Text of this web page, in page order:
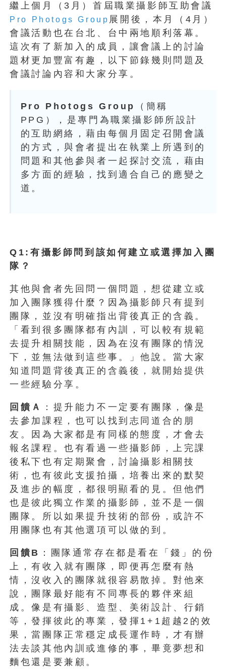
繼上個月（3月）首屆職業攝影師互助會議
Pro Photogs Group 展開後，本月（4月）
會議活動也在台北、台中兩地順利落幕。
這次有了新加入的成員，讓會議上的討論
題材更加豐富有趣，以下節錄幾則問題及
會議討論內容和大家分享。
Pro Photogs Group
（簡稱
PPG），是專門為職業攝影師所設計
的互助網絡，藉由每個月固定召開會議
的方式，與會者提出在執業上所遇到的
問題和其他參與者一起探討交流，藉由
多方面的經驗，找到適合自己的應變之
道。
Q1:有攝影師問到該如何建立或選擇加入團
隊？
其他與會者先回問一個問題，想從建立或
加入團隊獲得什麼？因為攝影師只有提到
團隊，並沒有明確指出背後真正的含義。
「看到很多團隊都有內訓，可以較有規範
去提升相關技能，因為在沒有團隊的情況
下，並無法做到這些事。」他說。當大家
知道問題背後真正的含義後，就開始提供
一些經驗分享。
回饋Ａ
：提升能力不一定要有團隊，像是
去參加課程，也可以找到志同道合的朋
友。因為大家都是有同樣的態度，才會去
報名課程。也有看過一些攝影師，上完課
後私下也有定期聚會，討論攝影相關技
術，也有彼此支援拍攝，培養出來的默契
及進步的幅度，都很明顯看的見。但他們
也是彼此獨立作業的攝影師，並不是一個
團隊。所以如果提升技術的部份，或許不
用團隊也有其他選項可以做的到。
回饋B ：團隊通常存在都是看在「錢」的份
上，有收入就有團隊，即便再怎麼有熱
情，沒收入的團隊就很容易散掉。對他來
說，團隊最好能有不同專長的夥伴來組
成。像是有攝影、造型、美術設計、行銷
等，發揮彼此的專業，發揮1+1超越2的效
果，當團隊正常穩定成長運作時，才有辦
法去談其他內訓或進修的事，畢竟夢想和
麵包還是要兼顧。